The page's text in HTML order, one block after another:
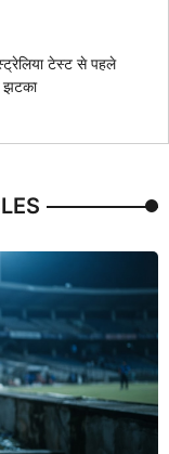
टेस्ट से पहले
झटका